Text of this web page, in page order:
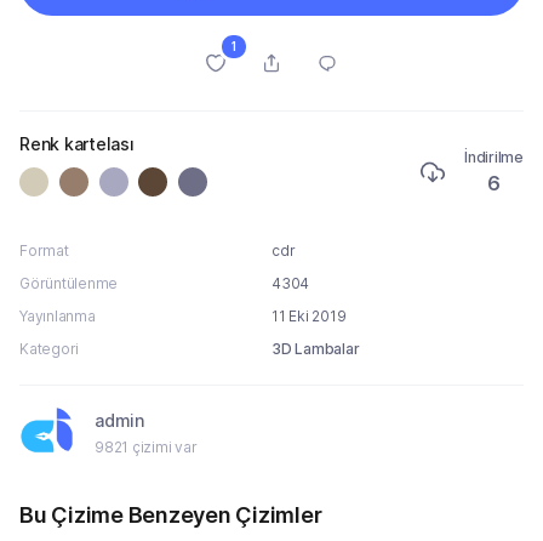
1
Renk kartelası
İndirilme
6
Format
cdr
Görüntülenme
4304
Yayınlanma
11 Eki 2019
Kategori
3D Lambalar
admin
9821 çizimi var
Bu Çizime Benzeyen Çizimler